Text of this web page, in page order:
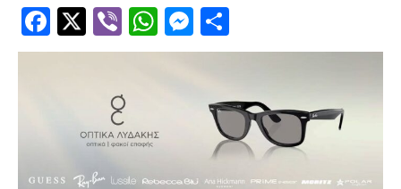
Facebook
Twitter
ViberWhatsApp
Messenger